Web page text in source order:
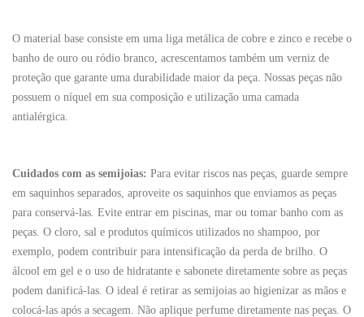
O material base consiste em uma liga metálica de cobre e zinco e recebe o
banho de ouro ou ródio branco, acrescentamos também um verniz de
proteção que garante uma durabilidade maior da peça. Nossas peças não
possuem o níquel em sua composição e utilização uma camada
antialérgica.
Cuidados com as semijoias: Para evitar riscos nas peças, guarde sempre
em saquinhos separados, aproveite os saquinhos que enviamos as peças
para conservá-las. Evite entrar em piscinas, mar ou tomar banho com as
peças. O cloro, sal e produtos químicos utilizados no shampoo, por
exemplo, podem contribuir para intensificação da perda de brilho. O
álcool em gel e o uso de hidratante e sabonete diretamente sobre as peças
podem danificá-las. O ideal é retirar as semijoias ao higienizar as mãos e
colocá-las após a secagem. Não aplique perfume diretamente nas peças. O